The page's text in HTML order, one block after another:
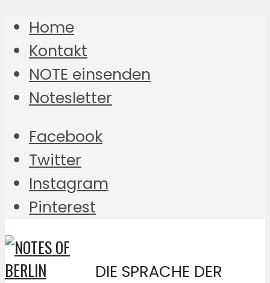
Home
Kontakt
NOTE einsenden
Notesletter
Facebook
Twitter
Instagram
Pinterest
DIE SPRACHE DER